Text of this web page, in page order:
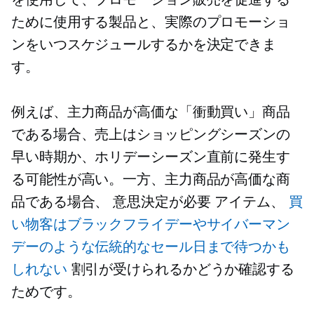
ために使用する製品と、実際のプロモーショ
ンをいつスケジュールするかを決定できま
す。
例えば、主力商品が高価な「衝動買い」商品
である場合、売上はショッピングシーズンの
早い時期か、ホリデーシーズン直前に発生す
る可能性が高い。一方、主力商品が高価な商
品である場合、意思決定が必要アイテム、 買
い物客はブラックフライデーやサイバーマン
デーのような伝統的なセール日まで待つかも
しれない 割引が受けられるかどうか確認する
ためです。